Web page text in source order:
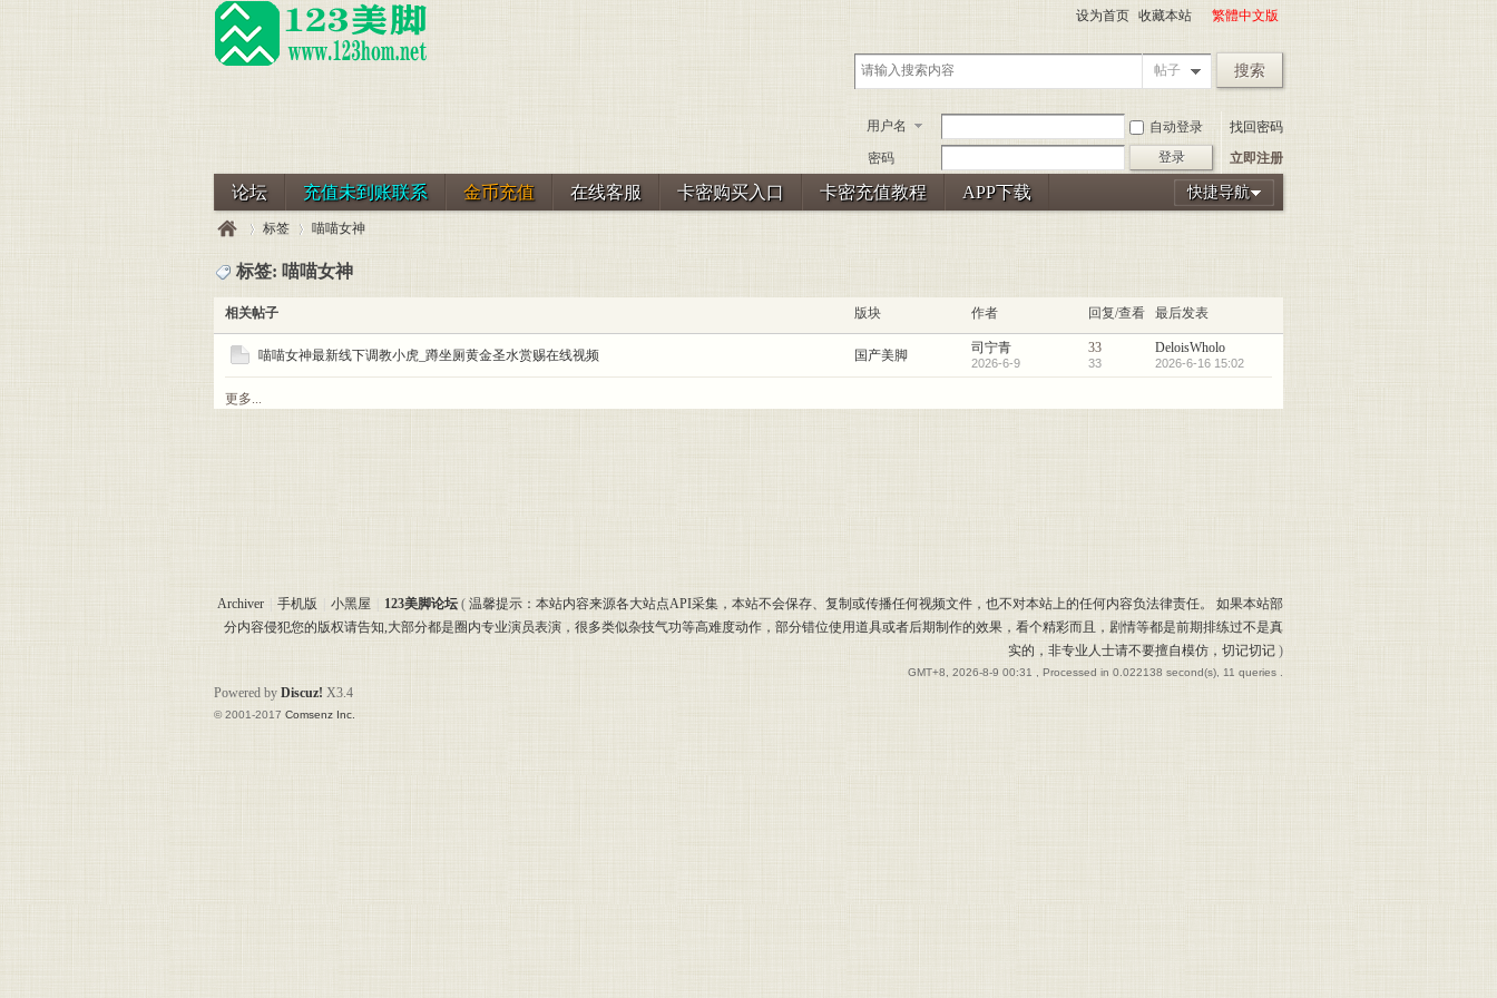
设为首页 收藏本站 繁體中文版
帖子 搜索
用户名 自动登录
找回密码
密码
登录 立即注册
快捷导航
论坛 充值未到账联系 金币充值 在线客服 卡密购买入口 卡密充值教程 APP下载
123
标签 喵喵女神
标签: 喵喵女神
相关帖子 版块 作者 回复/查看 最后发表
喵喵女神最新线下调教小虎_蹲坐厕黄金圣水赏赐在线视频 国产美脚 司宁青
2026-6-9
33
33
DeloisWholo
2026-6-16 15:02
更多...
Archiver 手机版 小黑屋 123美脚论坛 ( 温馨提示：本站内容来源各大站点API采集，本站不会保存、复制或传播任何视频文件，也不对本站上的任何内容负法律责任。 如果本站部
分内容侵犯您的版权请告知,大部分都是圈内专业演员表演，很多类似杂技气功等高难度动作，部分错位使用道具或者后期制作的效果，看个精彩而且，剧情等都是前期排练过不是真
实的，非专业人士请不要擅自模仿，切记切记 )
GMT+8, 2026-8-9 00:31 , Processed in 0.022138 second(s), 11 queries .
Powered by Discuz! X3.4
© 2001-2017 Comsenz Inc.